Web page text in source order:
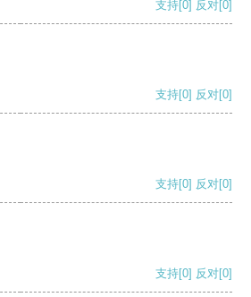
支持[0] 反对[0]
支持[0] 反对[0]
支持[0] 反对[0]
支持[0] 反对[0]